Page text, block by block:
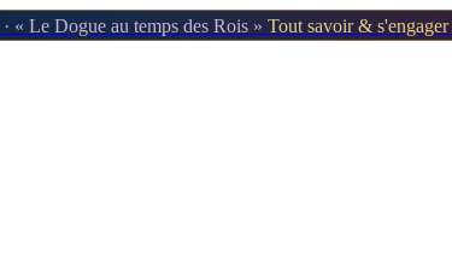
· « Le Dogue au temps des Rois » Tout savoir &